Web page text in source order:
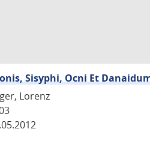
Sisyphi, Ocni Et
Lorenz